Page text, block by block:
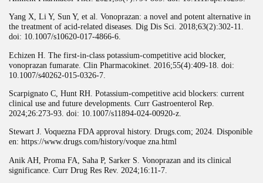
Yang X, Li Y, Sun Y, et al. Vonoprazan: a novel and potent alternative in
the treatment of acid-related diseases. Dig Dis Sci. 2018;63(2):302-11.
doi: 10.1007/s10620-017-4866-6.
Echizen H. The first-in-class potassium-competitive acid blocker,
vonoprazan fumarate. Clin Pharmacokinet. 2016;55(4):409-18. doi:
10.1007/s40262-015-0326-7.
Scarpignato C, Hunt RH. Potassium-competitive acid blockers: current
clinical use and future developments. Curr Gastroenterol Rep.
2024;26:273-93. doi: 10.1007/s11894-024-00920-z.
Stewart J. Voquezna FDA approval history. Drugs.com; 2024. Disponible
en: https://www.drugs.com/history/voque zna.html
Anik AH, Proma FA, Saha P, Sarker S. Vonoprazan and its clinical
significance. Curr Drug Res Rev. 2024;16:11-7.